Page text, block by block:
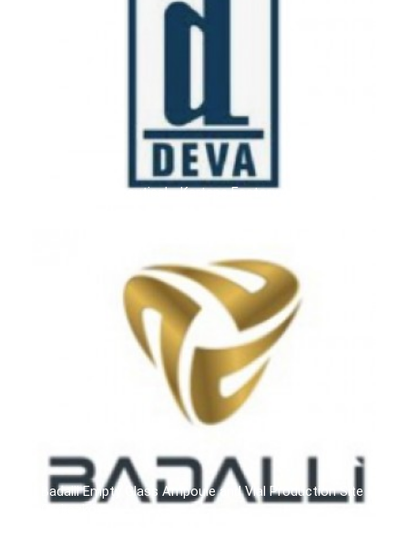
Deva Pharmaceutical - Kartepe Factory / TÜRKİYE
Badalli Empty Glass Ampoule and Vial Production Site -
Çerkezköy